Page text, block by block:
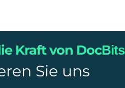
Kraft von DocBits
Sie uns